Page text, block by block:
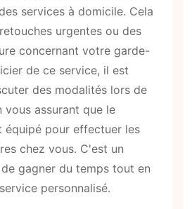
services à domicile. Cela
urgentes ou des
concernant votre garde-
de ce service, il est
des modalités lors de
vous assurant que le
équipé pour effectuer les
chez vous. C'est un
gagner du temps tout en
personnalisé.